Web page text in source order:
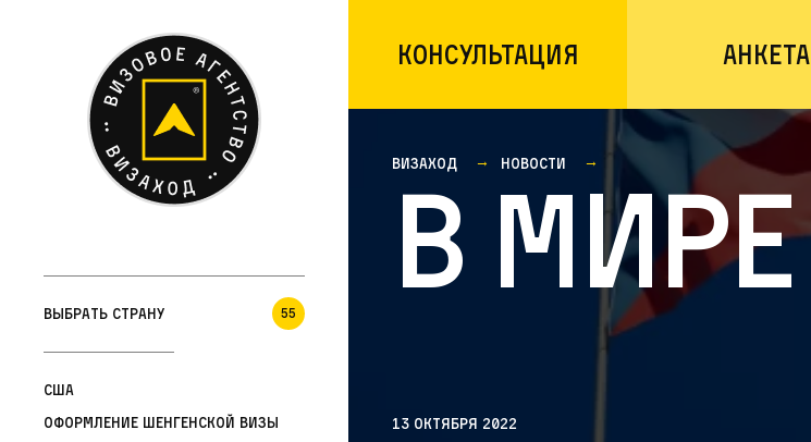
Консультация Анкета
Выбрать страну 55
США
Оформление шенгенской визы
Визаход Новости
В мире
13 октября 2022